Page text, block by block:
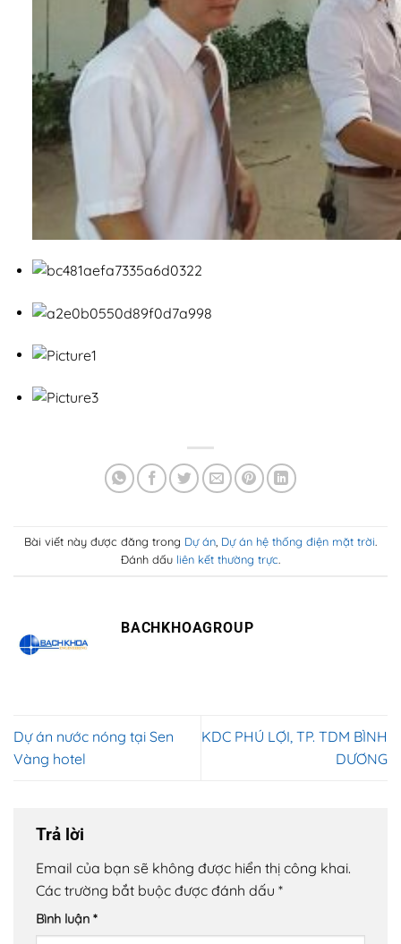
Bài viết này được đăng trong Dự án, Dự án hệ thống điện mặt trời.
Đánh dấu liên kết thường trực.
BACHKHOAGROUP
Dự án nước nóng tại Sen
Vàng hotel
KDC PHÚ LỢI, TP. TDM BÌNH
DƯƠNG
Trả lời
Email của bạn sẽ không được hiển thị công khai.
Các trường bắt buộc được đánh dấu *
Bình luận *